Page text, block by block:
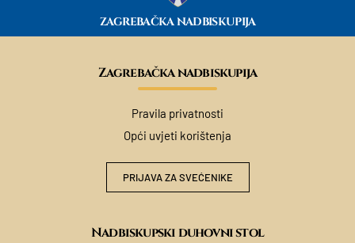
ZAGREBAČKA NADBISKUPIJA
Zagrebačka nadbiskupija
Pravila privatnosti
Opći uvjeti korištenja
PRIJAVA ZA SVEĆENIKE
Nadbiskupski duhovni stol